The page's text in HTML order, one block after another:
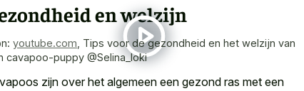
en welzijn
youtube.com Tips voor de gezondheid en het welzijn van
cavapoo-puppy @Selina_loki
zijn over het algemeen een gezond ras met een